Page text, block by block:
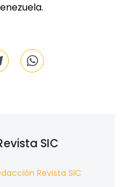
SIC
Revista SIC